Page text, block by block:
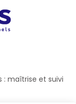
: maîtrise et suivi